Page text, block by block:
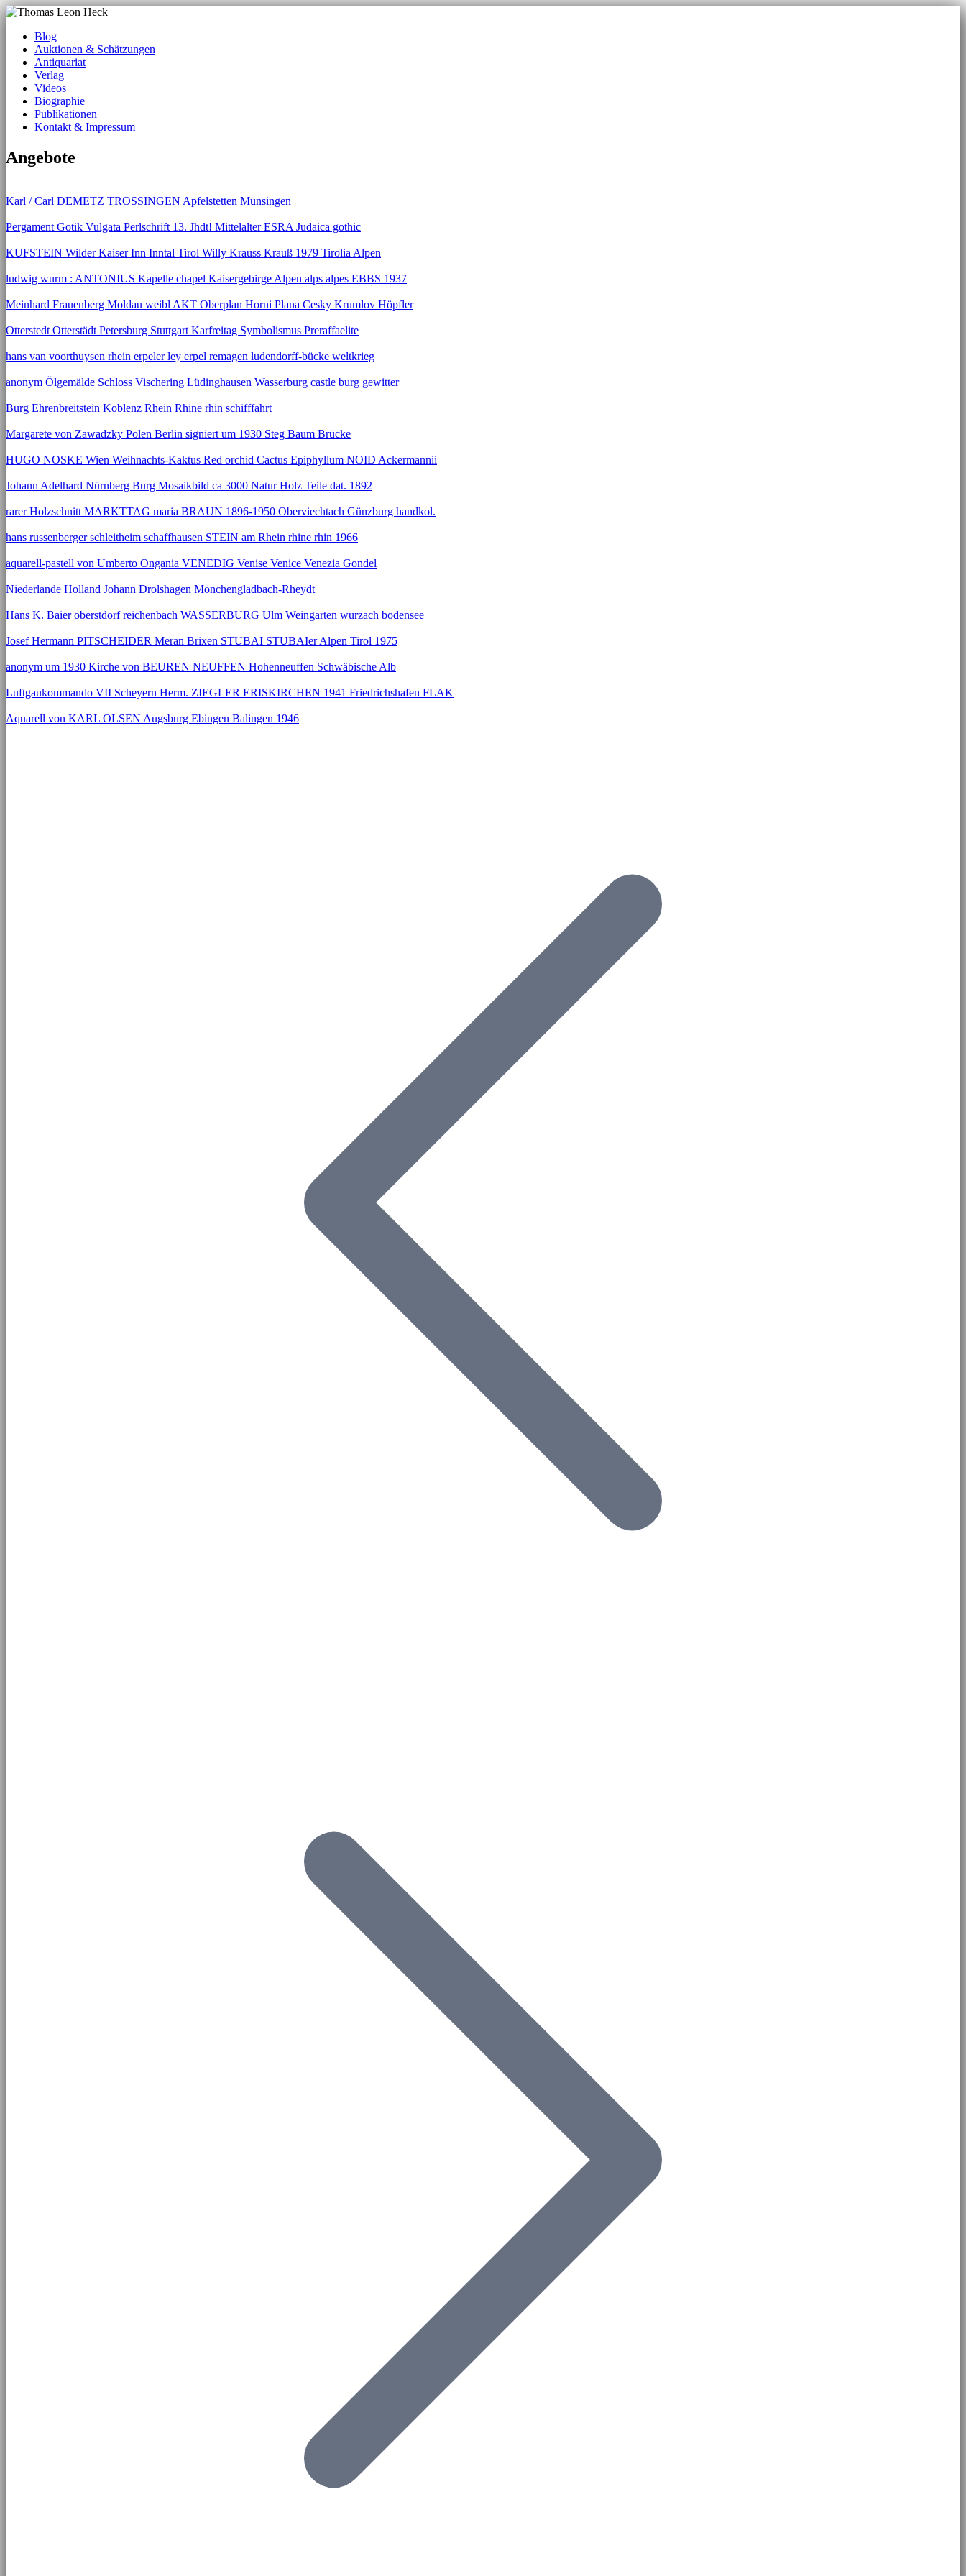
Blog
Auktionen & Schätzungen
Antiquariat
Verlag
Videos
Biographie
Publikationen
Kontakt & Impressum
Angebote
Karl / Carl DEMETZ TROSSINGEN Apfelstetten Münsingen
Pergament Gotik Vulgata Perlschrift 13. Jhdt! Mittelalter ESRA Judaica gothic
KUFSTEIN Wilder Kaiser Inn Inntal Tirol Willy Krauss Krauß 1979 Tirolia Alpen
ludwig wurm : ANTONIUS Kapelle chapel Kaisergebirge Alpen alps alpes EBBS 1937
Meinhard Frauenberg Moldau weibl AKT Oberplan Horni Plana Cesky Krumlov Höpfler
Otterstedt Otterstädt Petersburg Stuttgart Karfreitag Symbolismus Preraffaelite
hans van voorthuysen rhein erpeler ley erpel remagen ludendorff-bücke weltkrieg
anonym Ölgemälde Schloss Vischering Lüdinghausen Wasserburg castle burg gewitter
Burg Ehrenbreitstein Koblenz Rhein Rhine rhin schifffahrt
Margarete von Zawadzky Polen Berlin signiert um 1930 Steg Baum Brücke
HUGO NOSKE Wien Weihnachts-Kaktus Red orchid Cactus Epiphyllum NOID Ackermannii
Johann Adelhard Nürnberg Burg Mosaikbild ca 3000 Natur Holz Teile dat. 1892
rarer Holzschnitt MARKTTAG maria BRAUN 1896-1950 Oberviechtach Günzburg handkol.
hans russenberger schleitheim schaffhausen STEIN am Rhein rhine rhin 1966
aquarell-pastell von Umberto Ongania VENEDIG Venise Venice Venezia Gondel
Niederlande Holland Johann Drolshagen Mönchengladbach-Rheydt
Hans K. Baier oberstdorf reichenbach WASSERBURG Ulm Weingarten wurzach bodensee
Josef Hermann PITSCHEIDER Meran Brixen STUBAI STUBAIer Alpen Tirol 1975
anonym um 1930 Kirche von BEUREN NEUFFEN Hohenneuffen Schwäbische Alb
Luftgaukommando VII Scheyern Herm. ZIEGLER ERISKIRCHEN 1941 Friedrichshafen FLAK
Aquarell von KARL OLSEN Augsburg Ebingen Balingen 1946